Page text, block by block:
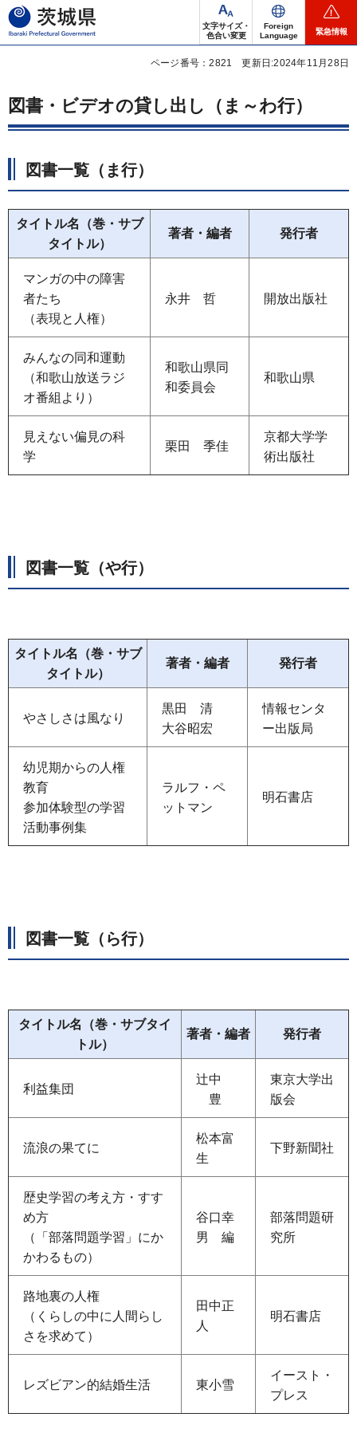
茨城県
文字サイズ・
色合い変更
Foreign
Language
緊急情報
ページ番号：2821 更新日:2024年11月28日
図書・ビデオの貸し出し（ま～わ行）
図書一覧（ま行）
タイトル名（巻・サブ
タイトル）
著者・編者 発行者
マンガの中の障害
者たち
（表現と人権）
永井 哲 開放出版社
みんなの同和運動
（和歌山放送ラジ
オ番組より）
和歌山県同
和委員会
和歌山県
見えない偏見の科
学
栗田 季佳
京都大学学
術出版社
図書一覧（や行）
タイトル名（巻・サブ
タイトル）
著者・編者 発行者
やさしさは風なり
黒田
清
大谷昭宏
情報センタ
ー出版局
幼児期からの人権
教育
参加体験型の学習
活動事例集
ラルフ・ペ
ットマン
明石書店
図書一覧（ら行）
タイトル名（巻・サブタイ
トル）
著者・編者 発行者
利益集団
辻中
豊
東京大学出
版会
流浪の果てに
松本富
生
下野新聞社
歴史学習の考え方・すす
め方
（「部落問題学習」にか
かわるもの）
谷口幸
男
編
部落問題研
究所
路地裏の人権
（くらしの中に人間らし
さを求めて）
田中正
人
明石書店
レズビアン的結婚生活 東小雪
イースト・
プレス